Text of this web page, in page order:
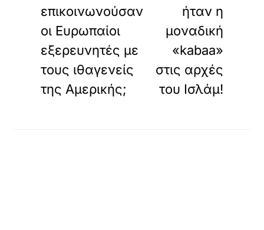
επικοινωνούσαν
οι Ευρωπαίοι
εξερευνητές με
τους ιθαγενείς
της Αμερικής;
ήταν η
μοναδική
«kabaa»
στις αρχές
του Ισλάμ!